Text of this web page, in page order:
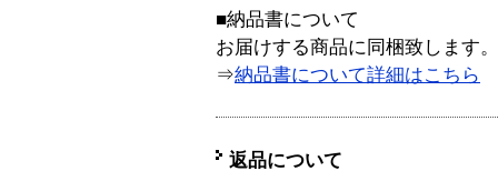
■納品書について
お届けする商品に同梱致します。
⇒納品書について詳細はこちら
返品について